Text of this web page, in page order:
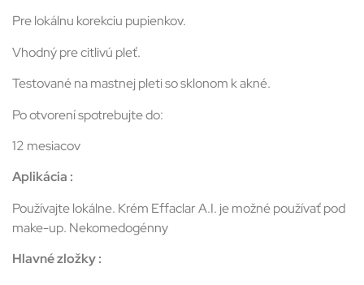
Pre lokálnu korekciu pupienkov.
Vhodný pre citlivú pleť.
Testované na mastnej pleti so sklonom k akné.
Po otvorení spotrebujte do:
12 mesiacov
Aplikácia :
Používajte lokálne. Krém Effaclar A.I. je možné používať pod
make-up. Nekomedogénny
Hlavné zložky :